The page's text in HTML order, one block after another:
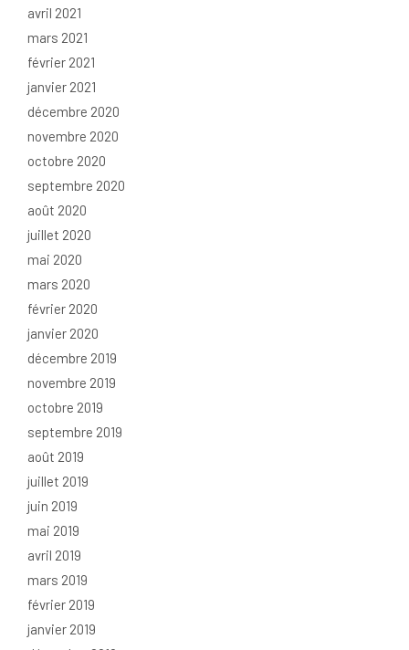
avril 2021
mars 2021
février 2021
janvier 2021
décembre 2020
novembre 2020
octobre 2020
septembre 2020
août 2020
juillet 2020
mai 2020
mars 2020
février 2020
janvier 2020
décembre 2019
novembre 2019
octobre 2019
septembre 2019
août 2019
juillet 2019
juin 2019
mai 2019
avril 2019
mars 2019
février 2019
janvier 2019